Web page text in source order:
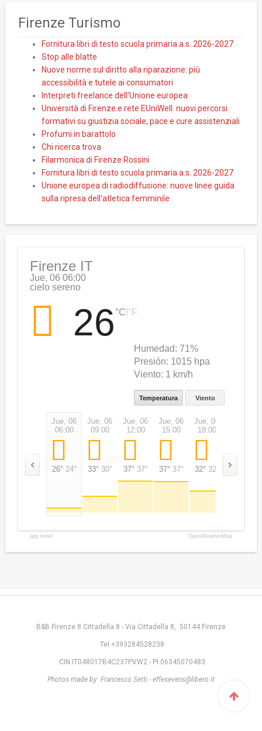
Firenze Turismo
Fornitura libri di testo scuola primaria a.s. 2026-2027
Stop alle blatte
Nuove norme sul diritto alla riparazione: più
accessibilità e tutele ai consumatori
Interpreti freelance dell'Unione europea
Università di Firenze e rete EUniWell: nuovi percorsi
formativi su giustizia sociale, pace e cure assistenziali
Profumi in barattolo
Chi ricerca trova
Filarmonica di Firenze Rossini
Fornitura libri di testo scuola primaria a.s. 2026-2027
Unione europea di radiodiffusione: nuove linee guida
sulla ripresa dell'atletica femminile
Firenze IT
Jue, 06 06:00
cielo sereno
26 °C °F
Humedad: 71%
Presión: 1015 hpa
Viento: 1 km/h
Temperatura Viento
Jue, 06
06:00
26° 24°
Jue, 06
09:00
33° 30°
Jue, 06
12:00
37° 37°
Jue, 06
15:00
37° 37°
Jue, 06
18:00
32° 32° 27°
app hotel OpenWeatherMap
B&B Firenze 8 Cittadella 8 - Via Cittadella 8, 50144 Firenze
Tel +393284528238
CIN IT048017B4C237PVW2 - PI 06345070483
Photos made by Francesco Setti - effesevens@libero.it